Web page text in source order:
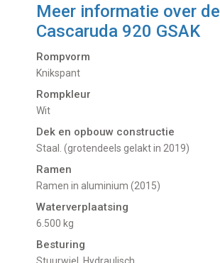
Meer informatie over de
Cascaruda 920 GSAK
Rompvorm
Knikspant
Rompkleur
Wit
Dek en opbouw constructie
Staal. (grotendeels gelakt in 2019)
Ramen
Ramen in aluminium (2015)
Waterverplaatsing
6.500 kg
Besturing
Stuurwiel. Hydraulisch